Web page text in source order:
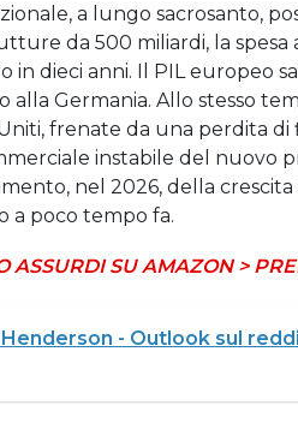
a lungo sacrosanto,
da 500 miliardi, la
in dieci anni. Il PIL europeo
alla Germania. Allo stesso
frenate da una perdita
instabile del nuovo
nel 2026, della
a poco tempo fa.
ASSURDI SU AMAZON >
Henderson - Outlook sul